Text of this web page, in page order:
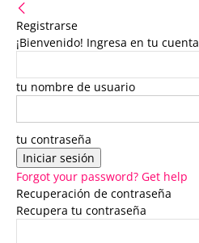
Registrarse
¡Bienvenido! Ingresa en tu cuenta
tu nombre de usuario
tu contraseña
Forgot your password? Get help
Recuperación de contraseña
Recupera tu contraseña